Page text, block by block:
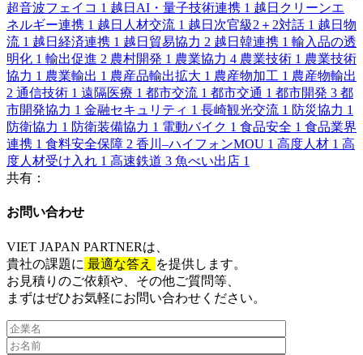
超音波フェイコ 1 越日AI・量子技術連携 1 越日クリーンエ
ネルギー連携 1 越日人材交流 1 越日次官級2＋2対話 1 越日物
流 1 越日経済連携 1 越日貿易協力 2 越日韓連携 1 輸入品の透
明化 1 輸出促進 2 農村開発 1 農業協力 4 農業技術 1 農業技術
協力 1 農業輸出 1 農産品輸出拡大 1 農産物加工 1 農産物輸出
2 通信技術 1 遠隔医療 1 都市交流 1 都市交通 1 都市開発 3 都
市開発協力 1 金融セキュリティ 1 長崎観光交流 1 防災協力 1
防衛協力 1 防衛装備協力 1 電動バイク 1 食品安全 1 食品業界
連携 1 食料安全保障 2 香川–ハイフォンMOU 1 高度人材 1 高
度人材受け入れ 1 高速鉄道 3 魚べい出店 1
共有：
お問い合わせ​
VIET JAPAN PARTNERは、
貴社の課題に 最適な答え
を提供します。
お見積りのご依頼や、その他ご質問等、​
まずはぜひお気軽にお問い合わせください。​